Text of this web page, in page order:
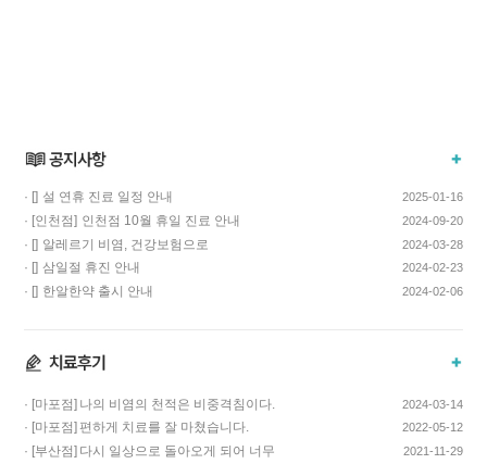
· [] 설 연휴 진료 일정 안내 2025-01-16
· [인천점] 인천점 10월 휴일 진료 안내 2024-09-20
· [] 알레르기 비염, 건강보험으로
치료하고 비용…
2024-03-28
· [] 삼일절 휴진 안내 2024-02-23
· [] 한알한약 출시 안내 2024-02-06
· [마포점] 나의 비염의 천적은 비중격침이다. 2024-03-14
· [마포점] 편하게 치료를 잘 마쳤습니다. 2022-05-12
· [부산점] 다시 일상으로 돌아오게 되어 너무
2021-11-29